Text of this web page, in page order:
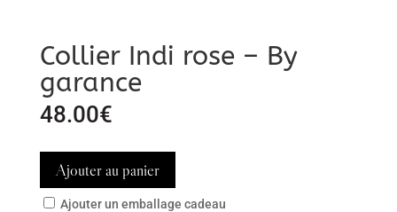
Collier Indi rose – By
garance
48.00€
Ajouter au panier
Ajouter un emballage cadeau